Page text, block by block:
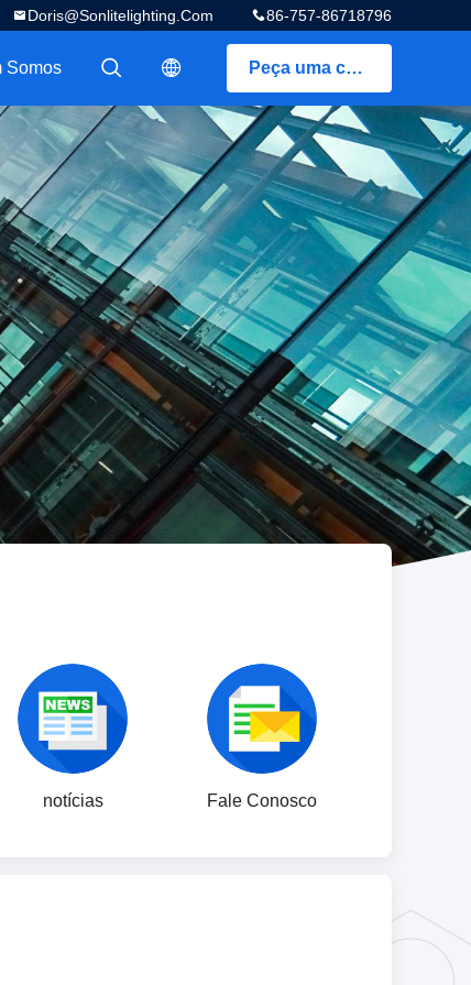
86-757-86718796
Doris@sonlitelighting.com
Peça uma cotação
描述
描述
Somos
notícias Fale Conosco